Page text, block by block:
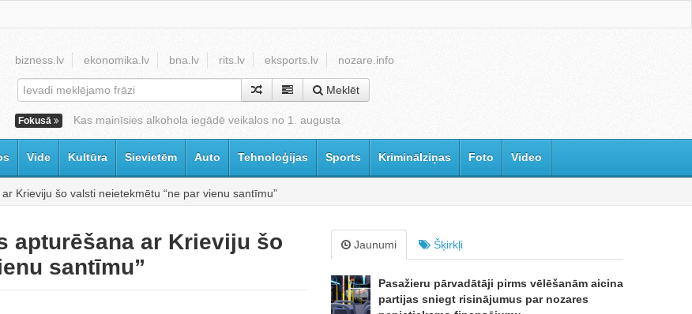
bizness.lv ekonomika.lv bna.lv rits.lv eksports.lv nozare.info
Meklēt
Fokusā Kas mainīsies alkohola iegādē veikalos no 1. augusta
Vide Kultūra Sievietēm Auto Tehnoloģijas Sports Kriminālziņas Foto Video
Krieviju šo valsti neietekmētu “ne par vienu santīmu”
apturēšana ar Krieviju šo
santīmu”
Jaunumi Šķirkļi
Pasažieru pārvadātāji pirms vēlēšanām aicina
partijas sniegt risinājumus par nozares